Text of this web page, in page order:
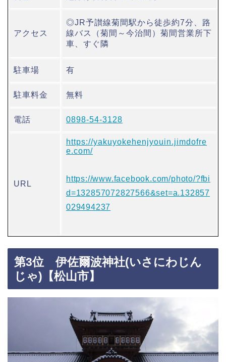
アクセス
◎JR予讃線菊間駅から徒歩約7分、路
線バス（菊間～今治間）菊間営業所下
車、すぐ隣
駐車場 有
駐車料金 無料
電話 0898-54-3128
URL
https://yakuyokehenjyouin.jimdofre
e.com/
https://www.facebook.com/photo/?fbi
d=132857072827566&set=a.132857
029494237
第3位 伊佐爾波神社(いさにわじん
じゃ)【松山市】